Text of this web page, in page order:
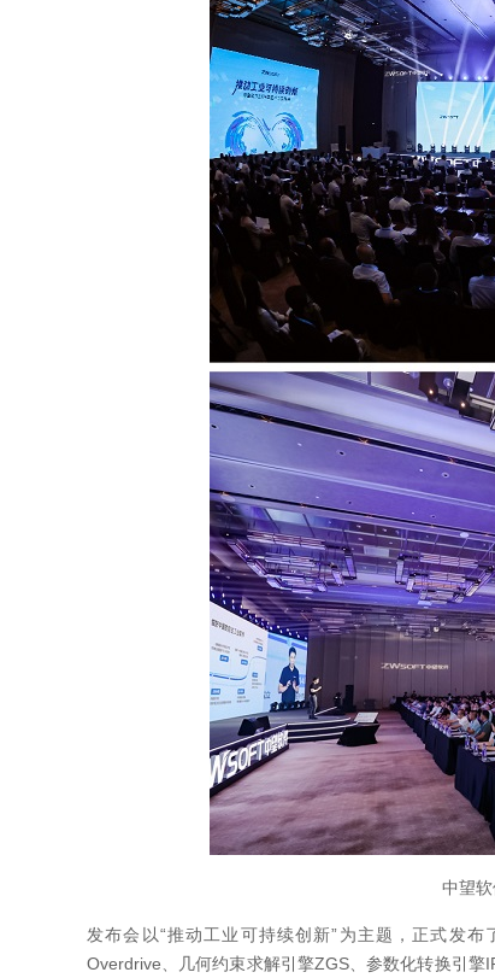
中望
发布会以“推动工业可持续创新”为主题，正式发布
Overdrive、几何约束求解引擎ZGS、参数化转换引